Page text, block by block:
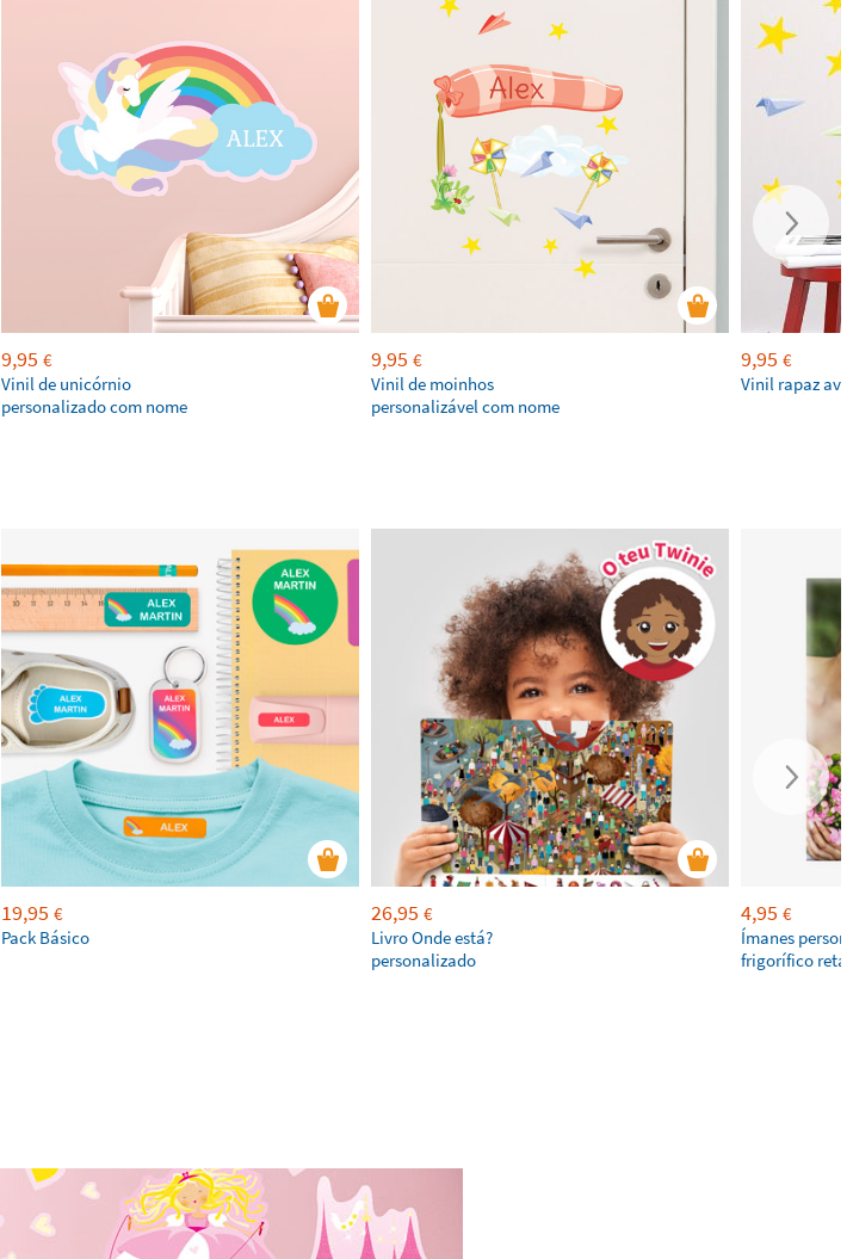
9,95 €
Vinil de unicórnio
personalizado com nome
9,95 €
Vinil de moinhos
personalizável com nome
9,95 €
Vinil rapaz
19,95 €
Pack Básico
26,95 €
Livro Onde está?
personalizado
4,95 €
Ímanes
frigorífico